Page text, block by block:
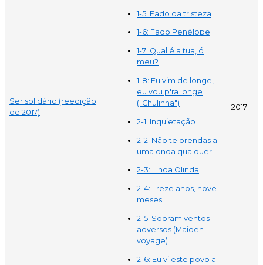
Ser solidário (reedição
de 2017)
1-5: Fado da tristeza
1-6: Fado Penélope
1-7: Qual é a tua, ó
meu?
1-8: Eu vim de longe,
eu vou p'ra longe
("Chulinha")
2-1: Inquietação
2-2: Não te prendas a
uma onda qualquer
2-3: Linda Olinda
2-4: Treze anos, nove
meses
2-5: Sopram ventos
adversos (Maiden
voyage)
2-6: Eu vi este povo a
2017